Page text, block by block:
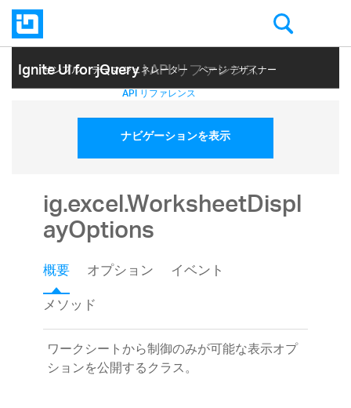
Ignite UI for jQuery| API リファレンス
サンプル テーマ ジェネレーター ページ デザイナー
ヘルプ トピック API リファレンス
ナビゲーションを表示
ig.excel.WorksheetDispl
ayOptions
概要 オプション
イベント
メソッド
ワークシートから制御のみが可能な表示オプ
ションを公開するクラス。